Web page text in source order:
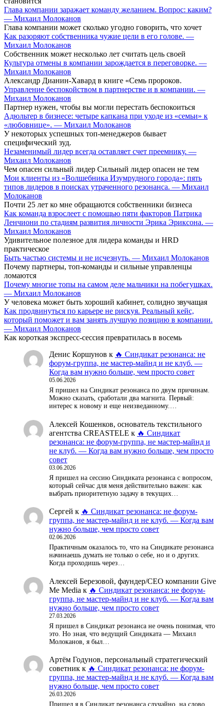
Глава компании заражает команду желанием. Вопрос: каким?
— Михаил Молоканов
Глава компании может сколько угодно говорить, что хочет
Как разоряют собственника чужие цели в его голове. —
Михаил Молоканов
Собственник может несколько лет считать цель своей
Культура отмены в компании зарождается в переговорке. —
Михаил Молоканов
Александр Дианин-Хавард в книге «Семь пророков.
Управление беспокойством в партнерстве и в компании. —
Михаил Молоканов
Партнер нужен, чтобы вы могли перестать беспокоиться
Адюльтер в бизнесе: четыре капкана при уходе из «семьи» к
«любовнице». — Михаил Молоканов
У некоторых успешных топ-менеджеров бывает
специфический зуд.
Незаменимый лидер всегда оставляет счет преемнику. —
Михаил Молоканов
Чем опасен сильный лидер Сильный лидер опасен не тем
Мои клиенты из «Волшебника Изумрудного города»: пять
типов лидеров в поисках утраченного резонанса. — Михаил
Молоканов
Почти 25 лет ко мне обращаются собственники бизнеса
Как команда взрослеет с помощью пяти факторов Патрика
Ленчиони по стадиям развития личности Эрика Эриксона. —
Михаил Молоканов
Удивительное полезное для лидера команды и HRD
практическое
Быть частью системы и не исчезнуть. — Михаил Молоканов
Почему партнеры, топ-команды и сильные управленцы
ломаются
Почему многие топы на самом деле мальчики на побегушках.
— Михаил Молоканов
У человека может быть хороший кабинет, солидно звучащая
Как продвинуться по карьере не рискуя. Реальный кейс,
который поможет и вам занять лучшую позицию в компании.
— Михаил Молоканов
Как короткая экспресс-сессия превратилась в восемь
Денис Коршунов к 🔥 Синдикат резонанса: не
форум-группа, не мастер-майнд и не клуб. —
Когда вам нужно больше, чем просто совет
05.06.2026
Я пришел на Синдикат резонанса по двум причинам.
Можно сказать, сработали два магнита. Первый:
интерес к новому и еще неизведанному.…
Алексей Кошенков, основатель текстильного
агентства CREASTELE к 🔥 Синдикат
резонанса: не форум-группа, не мастер-майнд и
не клуб. — Когда вам нужно больше, чем просто
совет
03.06.2026
Я пришел на сессию Синдиката резонанса с вопросом,
который сейчас для меня действительно важен: как
выбрать приоритетную задачу в текущих…
Сергей к 🔥 Синдикат резонанса: не форум-
группа, не мастер-майнд и не клуб. — Когда вам
нужно больше, чем просто совет
02.06.2026
Практичным оказалось то, что на Синдикате резонанса
начинаешь думать не только о себе, но и о других.
Когда проходишь через…
Алексей Березовой, фаундер/СЕО компании Give
Me Media к 🔥 Синдикат резонанса: не форум-
группа, не мастер-майнд и не клуб. — Когда вам
нужно больше, чем просто совет
27.03.2026
Я пришел в Синдикат резонанса не очень понимая, что
это. Но зная, что ведущий Синдиката — Михаил
Молоканов, я был…
Артём Годунов, персональный стратегический
советник к 🔥 Синдикат резонанса: не форум-
группа, не мастер-майнд и не клуб. — Когда вам
нужно больше, чем просто совет
26.03.2026
Пришел я в Синдикат резонанса случайно, на слово